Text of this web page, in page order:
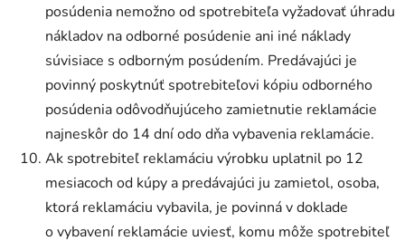
posúdenia nemožno od spotrebiteľa vyžadovať úhradu
nákladov na odborné posúdenie ani iné náklady
súvisiace s odborným posúdením. Predávajúci je
povinný poskytnúť spotrebiteľovi kópiu odborného
posúdenia odôvodňujúceho zamietnutie reklamácie
najneskôr do 14 dní odo dňa vybavenia reklamácie.
Ak spotrebiteľ reklamáciu výrobku uplatnil po 12
mesiacoch od kúpy a predávajúci ju zamietol, osoba,
ktorá reklamáciu vybavila, je povinná v doklade
o vybavení reklamácie uviesť, komu môže spotrebiteľ